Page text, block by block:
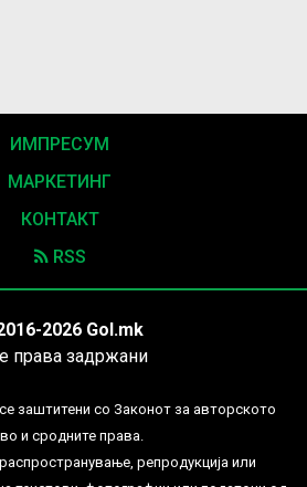
ИМПРЕСУМ
МАРКЕТИНГ
КОНТАКТ
RSS
2026 Gol.mk
права задржани
заштитени со Законот за авторското
и сродните права.
репродукција или